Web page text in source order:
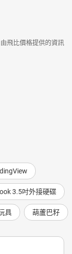
由飛比價格提供的資訊
3.5吋外接硬碟
具 葫蘆巴籽